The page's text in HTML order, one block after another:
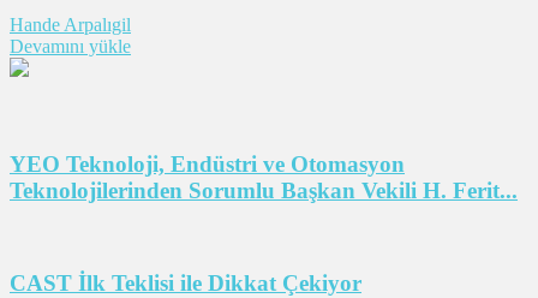
Hande Arpalıgil
Devamını yükle
YEO Teknoloji, Endüstri ve Otomasyon
Teknolojilerinden Sorumlu Başkan Vekili H. Ferit...
CAST İlk Teklisi ile Dikkat Çekiyor